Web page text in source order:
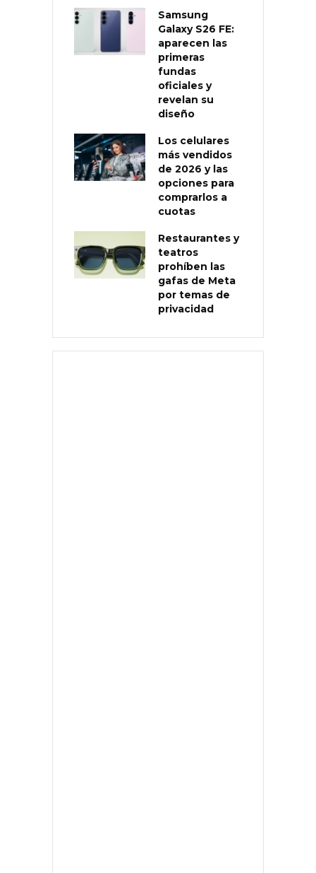
Samsung
Galaxy S26 FE:
aparecen las
primeras
fundas
oficiales y
revelan su
diseño
Los celulares
más vendidos
de 2026 y las
opciones para
comprarlos a
cuotas
Restaurantes y
teatros
prohíben las
gafas de Meta
por temas de
privacidad